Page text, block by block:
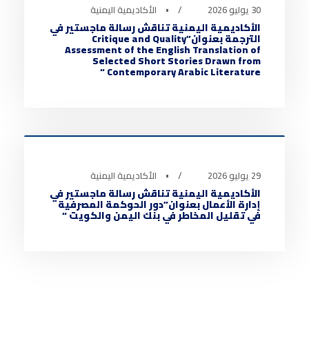
30 يوليو 2026 • الأكاديمية اليمنية
الأكاديمية اليمنية تناقش رسالة ماجستير في
الترجمة بعنوان”Critique and Quality
Assessment of the English Translation of
Selected Short Stories Drawn from
Contemporary Arabic Literature “
29 يوليو 2026 • الأكاديمية اليمنية
الأكاديمية اليمنية تناقش رسالة ماجستير في
إدارة الأعمال بعنوان”دور الحوكمة المصرفية
في تقليل المخاطر في بنك اليمن والكويت “